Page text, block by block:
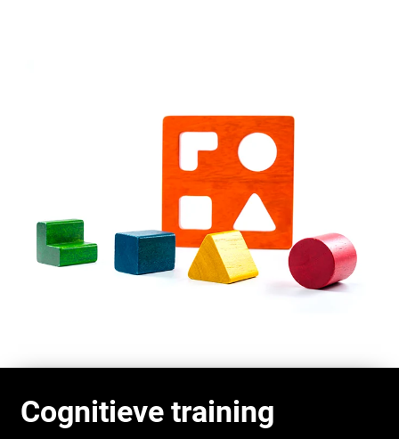
Cognitieve training